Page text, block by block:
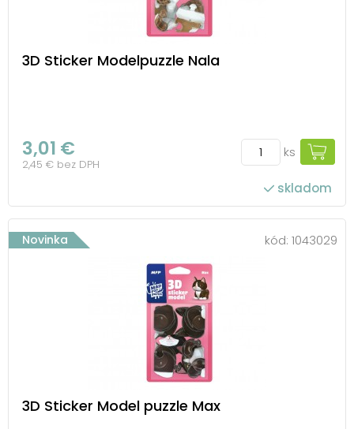
3D Sticker Modelpuzzle Nala
3,01 €
2,45 € bez DPH
ks
skladom
Novinka kód: 1043029
3D Sticker Model puzzle Max